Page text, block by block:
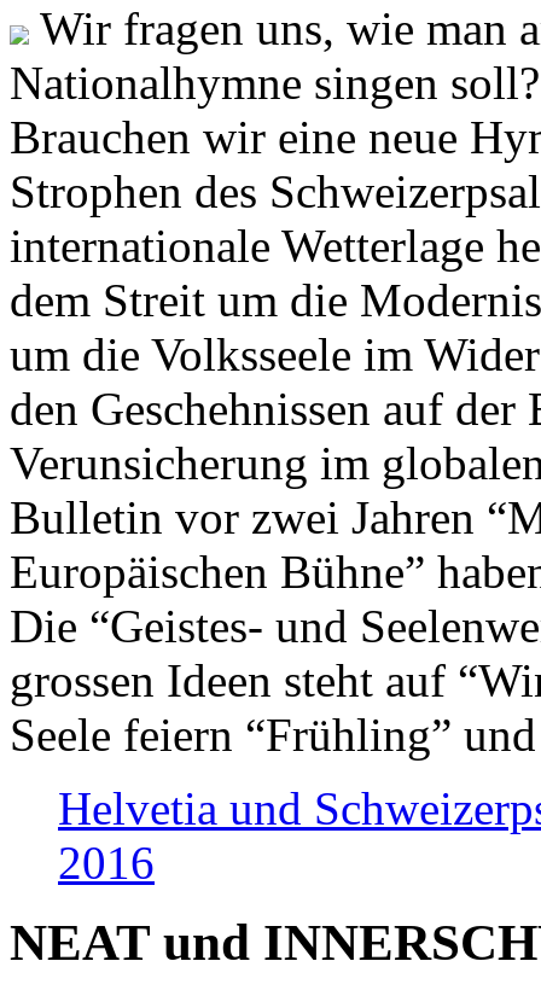
Wir fragen uns, wie man
Nationalhymne singen
Brauchen wir eine neue
Strophen des
internationale Wetterlage
dem Streit um die
um die Volksseele im
den Geschehnissen auf
Verunsicherung im
Bulletin vor zwei Jahren
Europäischen Bühne”
Die “Geistes- und
grossen Ideen steht auf
Seele feiern “Frühling”
Helvetia und
2016
NEAT und